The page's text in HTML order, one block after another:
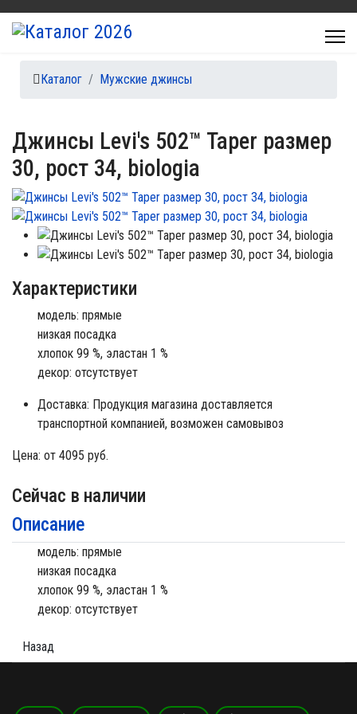
Каталог Мужские джинсы
Джинсы Levi's 502™ Taper размер
30, рост 34, biologia
Характеристики
модель: прямые
низкая посадка
хлопок 99 %, эластан 1 %
декор: отсутствует
Доставка: Продукция магазина доставляется
транспортной компанией, возможен самовывоз
Цена: от 4095 руб.
Сейчас в наличии
Описание
модель: прямые
низкая посадка
хлопок 99 %, эластан 1 %
декор: отсутствует